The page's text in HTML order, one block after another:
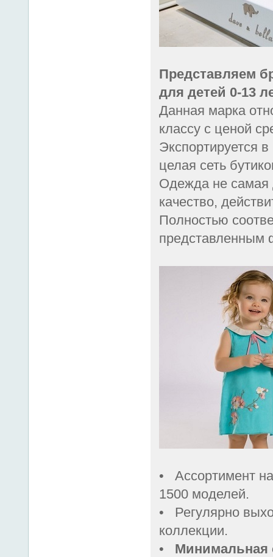
Представляем
для детей 0-13
Данная марка
классу с ценой
Экспортируется
целая сеть
Одежда не самая
качество,
Полностью
представленным
• Ассортимент
1500 моделей.
• Регулярно
коллекции.
• Минимальная